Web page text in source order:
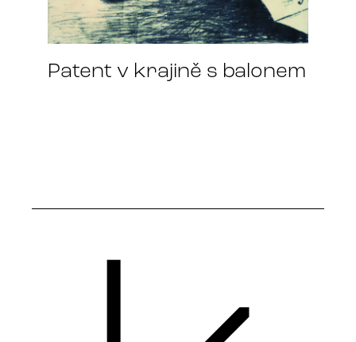
Patent v krajině s balonem